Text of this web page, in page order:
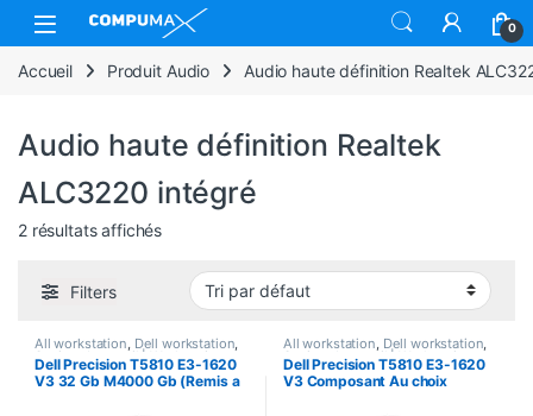
Skip to navigation
Skip to content
Open 0
Accueil Produit Audio Audio haute définition Realtek
Audio haute définition Realtek
ALC3220 intégré
2 résultats affichés
Filters
All workstation Dell workstation
Station de travail | Workstation
Dell Precision T5810 E3-1620
V3 32 Gb M4000 Gb (Remis a
All workstation Dell workstation
Station de travail | Workstation
Dell Precision T5810 E3-1620
V3 Composant Au choix